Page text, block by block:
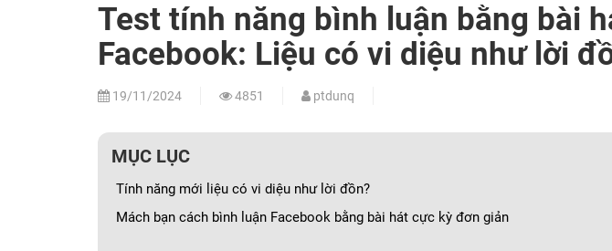
Test tính năng bình luận bằng bài
Facebook: Liệu có vi diệu như lời
19/11/2024 4851 ptdunq
MỤC LỤC
Tính năng mới liệu có vi diệu như lời đồn?
Mách bạn cách bình luận Facebook bằng bài hát cực kỳ đơn giản